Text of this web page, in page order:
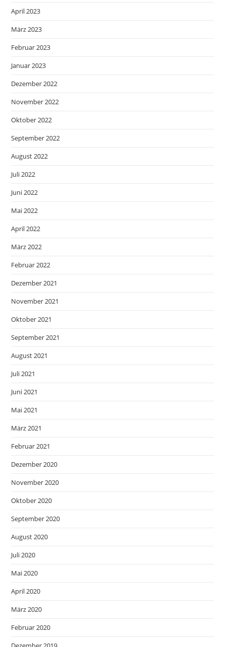
April 2023
März 2023
Februar 2023
Januar 2023
Dezember 2022
November 2022
Oktober 2022
September 2022
August 2022
Juli 2022
Juni 2022
Mai 2022
April 2022
März 2022
Februar 2022
Dezember 2021
November 2021
Oktober 2021
September 2021
August 2021
Juli 2021
Juni 2021
Mai 2021
März 2021
Februar 2021
Dezember 2020
November 2020
Oktober 2020
September 2020
August 2020
Juli 2020
Mai 2020
April 2020
März 2020
Februar 2020